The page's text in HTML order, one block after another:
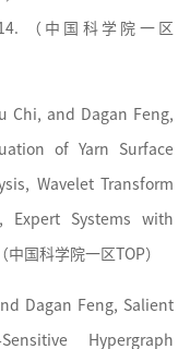
（ 中国科学院 一区
Chi, and Dagan Feng,
of Yarn Surface
Wavelet Transform
Expert Systems with
中国科学院一区TOP）
Dagan Feng, Salient
Hypergraph